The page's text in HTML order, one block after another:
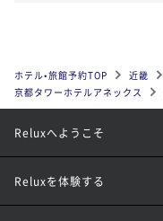
ホテル•旅館予約TOP 近畿
京都タワーホテルアネックス
Reluxへようこそ
Reluxを体験する